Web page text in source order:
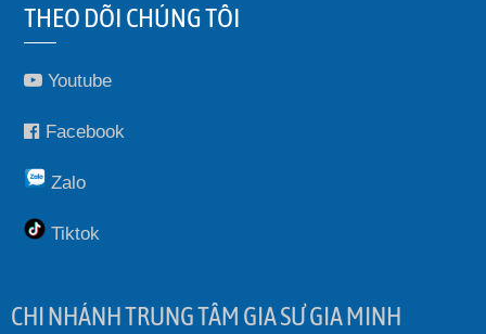
THEO DÕI CHÚNG TÔI
Youtube
Facebook
Zalo
Tiktok
CHI NHÁNH TRUNG TÂM GIA SƯ GIA MINH